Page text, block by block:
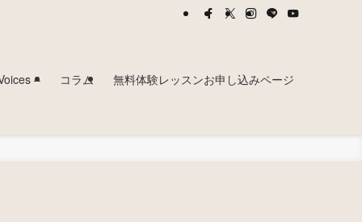
– コラム 無料体験レッスンお申し込みページ